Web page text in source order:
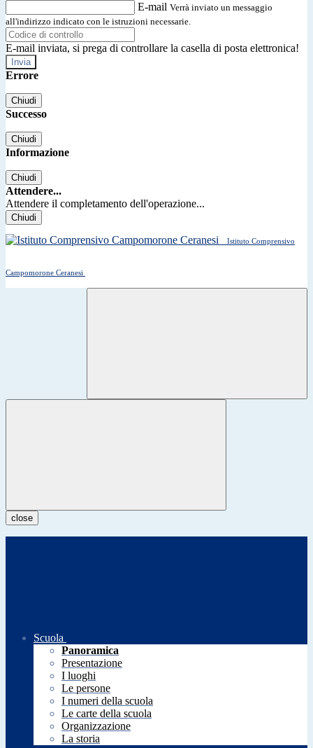
E-mail Verrà inviato un messaggio
all'indirizzo indicato con le istruzioni necessarie.
E-mail inviata, si prega di controllare la casella di posta elettronica!
Errore
Chiudi
Successo
Chiudi
Informazione
Chiudi
Attendere...
Attendere il completamento dell'operazione...
Chiudi
Istituto Comprensivo
Campomorone Ceranesi
close
Scuola
Panoramica
Presentazione
I luoghi
Le persone
I numeri della scuola
Le carte della scuola
Organizzazione
La storia